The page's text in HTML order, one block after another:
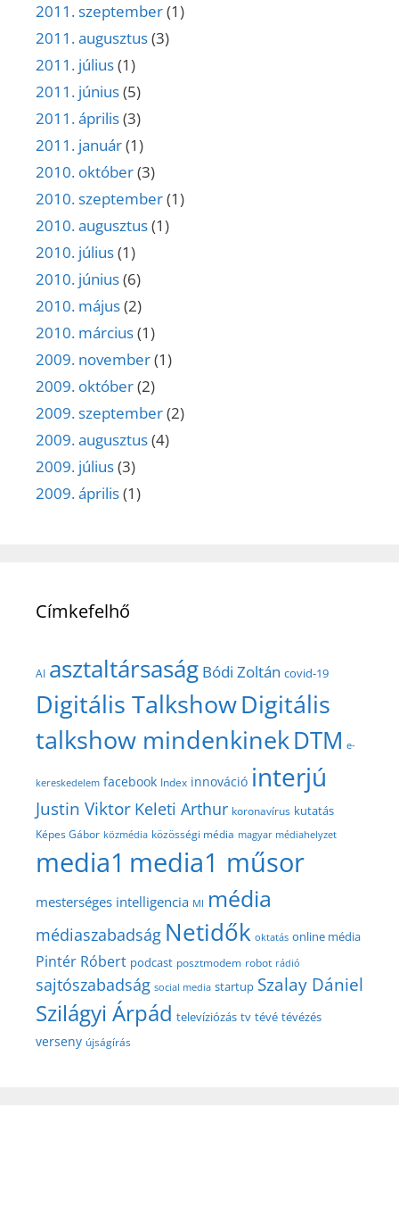
2011. szeptember(1)
2011. augusztus(3)
2011. július(1)
2011. június(5)
2011. április(3)
2011. január(1)
2010. október(3)
2010. szeptember(1)
2010. augusztus(1)
2010. július(1)
2010. június(6)
2010. május(2)
2010. március(1)
2009. november(1)
2009. október(2)
2009. szeptember(2)
2009. augusztus(4)
2009. július(3)
2009. április(1)
Címkefelhő
AI asztaltársaság Bódi Zoltán covid-19
Digitális TalkshowDigitális
talkshow mindenkinekDTM e-
kereskedelem facebook Index innováció interjú
Justin Viktor Keleti Arthur koronavírus kutatás
Képes Gábor közmédia közösségi média magyar médiahelyzet
media1 media1 műsor
mesterséges intelligencia MI média
médiaszabadság Netidők oktatás online média
Pintér Róbert podcast posztmodem robot rádió
sajtószabadság social media startup Szalay Dániel
Szilágyi Árpád televíziózás tv tévé tévézés
verseny újságírás